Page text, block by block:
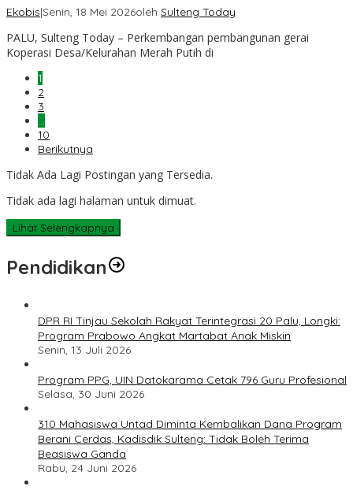
Ekobis|Senin, 18 Mei 2026oleh Sulteng Today
PALU, Sulteng Today – Perkembangan pembangunan gerai
Koperasi Desa/Kelurahan Merah Putih di
1
2
3
…
10
Berikutnya
Tidak Ada Lagi Postingan yang Tersedia.
Tidak ada lagi halaman untuk dimuat.
Lihat Selengkapnya
Pendidikan
DPR RI Tinjau Sekolah Rakyat Terintegrasi 20 Palu, Longki:
Program Prabowo Angkat Martabat Anak Miskin
Senin, 13 Juli 2026
Program PPG, UIN Datokarama Cetak 796 Guru Profesional
Selasa, 30 Juni 2026
310 Mahasiswa Untad Diminta Kembalikan Dana Program
Berani Cerdas, Kadisdik Sulteng: Tidak Boleh Terima
Beasiswa Ganda
Rabu, 24 Juni 2026